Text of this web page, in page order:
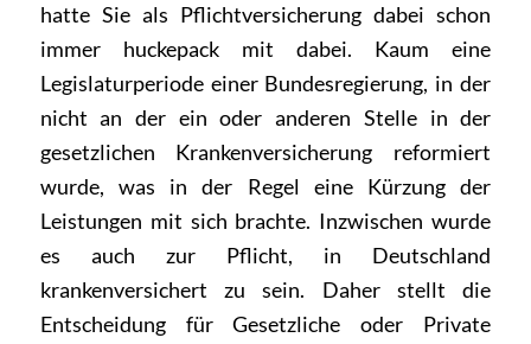
hatte Sie als Pflichtversicherung dabei schon
immer huckepack mit dabei. Kaum eine
Legislaturperiode einer Bundesregierung, in der
nicht an der ein oder anderen Stelle in der
gesetzlichen Krankenversicherung reformiert
wurde, was in der Regel eine Kürzung der
Leistungen mit sich brachte. Inzwischen wurde
es auch zur Pflicht, in Deutschland
krankenversichert zu sein. Daher stellt die
Entscheidung für Gesetzliche oder Private